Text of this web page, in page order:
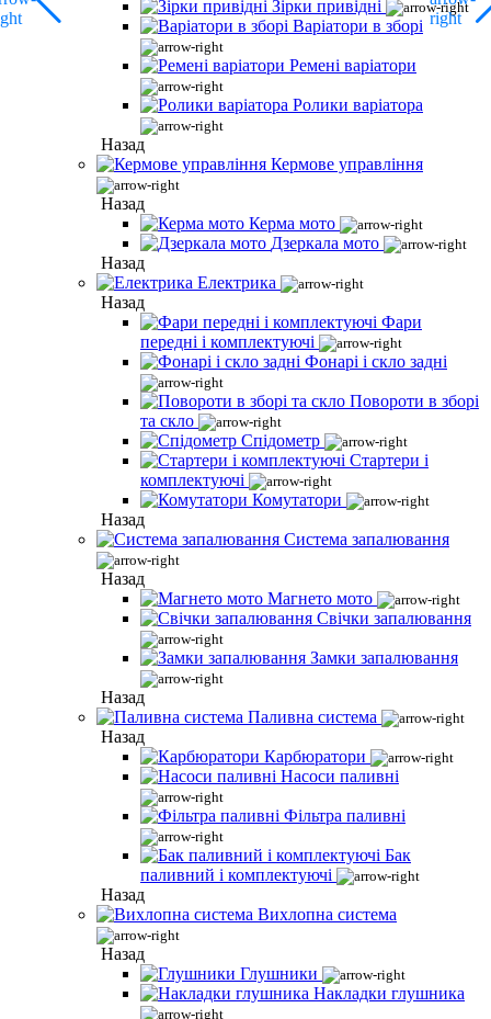
Зірки привідні
Варіатори в зборі
Ремені варіатори
Ролики варіатора
Назад
Кермове управління
Назад
Керма мото
Дзеркала мото
Назад
Електрика
Назад
Фари
передні і комплектуючі
Фонарі і скло задні
Повороти в зборі
та скло
Спідометр
Стартери і
комплектуючі
Комутатори
Назад
Система запалювання
Назад
Магнето мото
Свічки запалювання
Замки запалювання
Назад
Паливна система
Назад
Карбюратори
Насоси паливні
Фільтра паливні
Бак
паливний і комплектуючі
Назад
Вихлопна система
Назад
Глушники
Накладки глушника